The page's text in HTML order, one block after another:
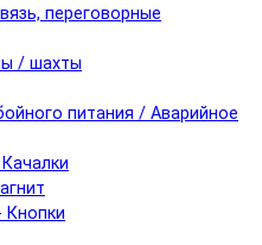
переговорные
/ шахты
питания / Аварийное
Кнопки